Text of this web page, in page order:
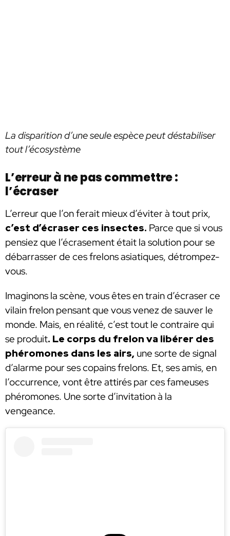
La disparition d’une seule espèce peut déstabiliser
tout l’écosystème
L’erreur à ne pas commettre :
l’écraser
L’erreur que l’on ferait mieux d’éviter à tout prix,
c’est d’écraser ces insectes. Parce que si vous
pensiez que l’écrasement était la solution pour se
débarrasser de ces frelons asiatiques, détrompez-
vous.
Imaginons la scène, vous êtes en train d’écraser ce
vilain frelon pensant que vous venez de sauver le
monde. Mais, en réalité, c’est tout le contraire qui
se produit. Le corps du frelon va libérer des
phéromones dans les airs, une sorte de signal
d’alarme pour ses copains frelons. Et, ses amis, en
l’occurrence, vont être attirés par ces fameuses
phéromones. Une sorte d’invitation à la
vengeance.